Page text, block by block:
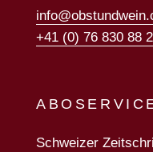
+41 (0) 76 830 88
Schweizer